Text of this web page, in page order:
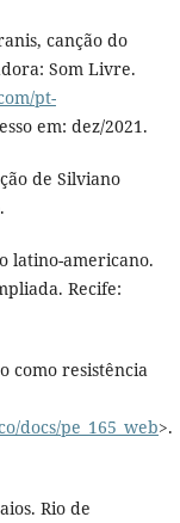
canção do
Som Livre.
pt-
em: dez/2021.
de Silviano
latino-americano.
Recife:
como resistência
docs/pe_165_web>.
Rio de